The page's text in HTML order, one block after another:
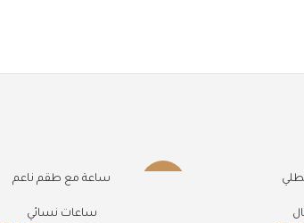
ساعة مع طقم ناعم
ساعات نسائي